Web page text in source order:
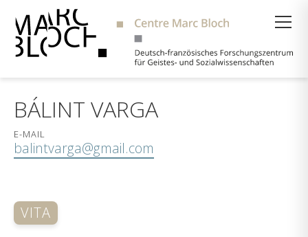
BÁLINT VARGA
E-MAIL
balintvarga@gmail.com
VITA